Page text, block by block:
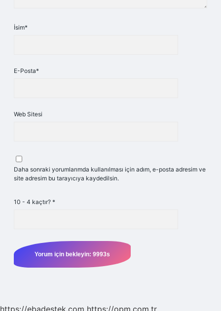
İsim*
E-Posta*
Web Sitesi
Daha sonraki yorumlarımda kullanılması için adım, e-posta adresim ve
site adresim bu tarayıcıya kaydedilsin.
10 - 4 kaçtır? *
https://ebadestek.com https://opm.com.tr